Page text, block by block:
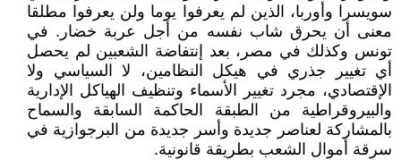
سويسرا وأوربا، الذين لم يعرفوا يوما ولن يعرفوا مطلقا
معنى أن يحرق شاب نفسه من أجل عربة خضار. في
تونس وكذلك في مصر، بعد إنتفاضة الشعبين لم يحصل
أي تغيير جذري في هيكل النظامين، لا السياسي ولا
الإقتصادي، مجرد تغيير الأسماء وتنظيف الهياكل الإدارية
والبيروقراطية من الطبقة الحاكمة السابقة والسماح
بالمشاركة لعناصر جديدة وأسر جديدة من البرجوازية في
سرقة أموال الشعب بطريقة قانونية.